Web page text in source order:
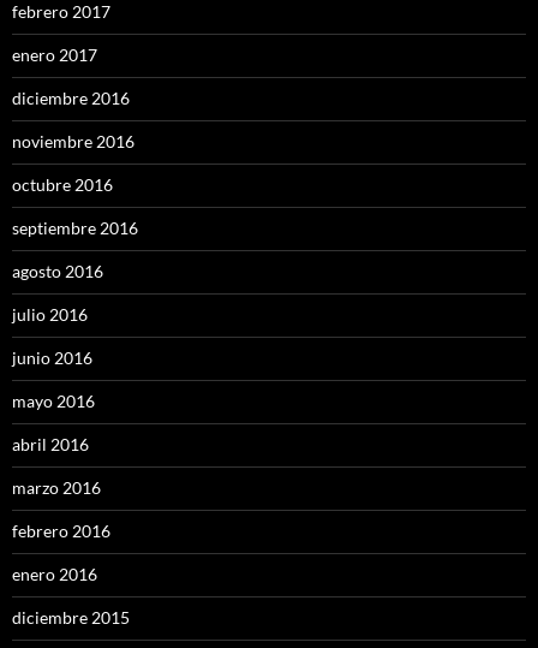
febrero 2017
enero 2017
diciembre 2016
noviembre 2016
octubre 2016
septiembre 2016
agosto 2016
julio 2016
junio 2016
mayo 2016
abril 2016
marzo 2016
febrero 2016
enero 2016
diciembre 2015